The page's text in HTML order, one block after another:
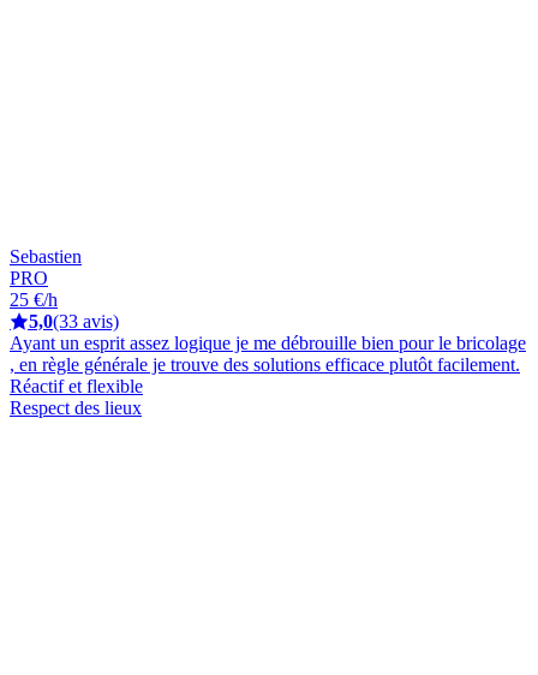
Sebastien
PRO
25 €/h
5,0(33 avis)
Ayant un esprit assez logique je me débrouille bien pour le bricolage
, en règle générale je trouve des solutions efficace plutôt facilement.
Réactif et flexible
Respect des lieux